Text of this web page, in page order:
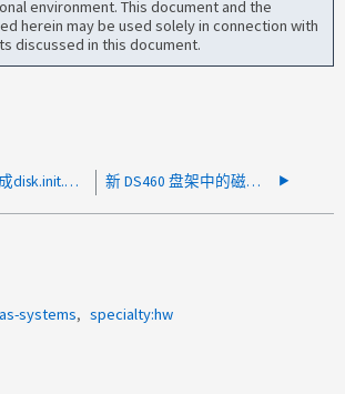
environment. This document and the
herein may be used solely in connection with
discussed in this document.
磁盘开始生成disk.init.badSectorSize消息 新 DS460 盘架中的磁盘不会根据默认策略自动分配
systems
specialty:hw